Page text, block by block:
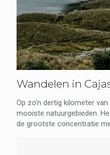
Wandelen in
Op zo’n dertig kilometer
mooiste natuurgebieden.
de grootste concentratie